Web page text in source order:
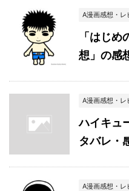
A漫画感想・レ
「はじ
想」の感
A漫画感想・レ
ハイキュ
タバレ・
A漫画感想・レ